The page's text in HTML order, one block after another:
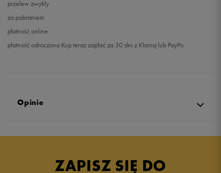
przelew zwykły
za pobraniem
płatność online
płatność odroczona Kup teraz zapłać za 30 dni z Klarną lub PayPo
Opinie
4.7
zebranych i zweryfikowanych przez
ZAPISZ SIĘ DO